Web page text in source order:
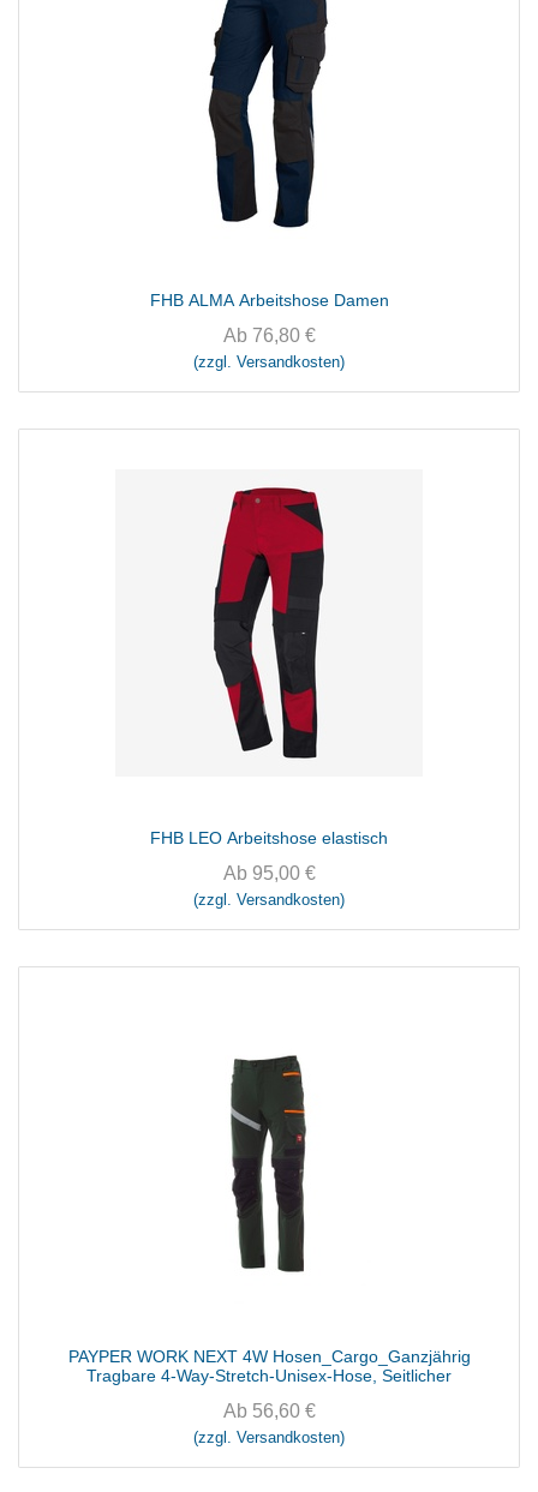
FHB ALMA Arbeitshose Damen
Ab 76,80€
(zzgl. Versandkosten)
FHB LEO Arbeitshose elastisch
Ab 95,00€
(zzgl. Versandkosten)
PAYPER WORK NEXT 4W Hosen_Cargo_Ganzjährig
Tragbare 4-Way-Stretch-Unisex-Hose, Seitlicher
Ab 56,60€
(zzgl. Versandkosten)